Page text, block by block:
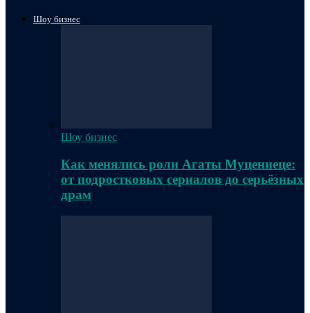
Шоу бизнес
Шоу бизнес
Как менялись роли Агаты Муцениеце:
от подростковых сериалов до серьёзных
драм